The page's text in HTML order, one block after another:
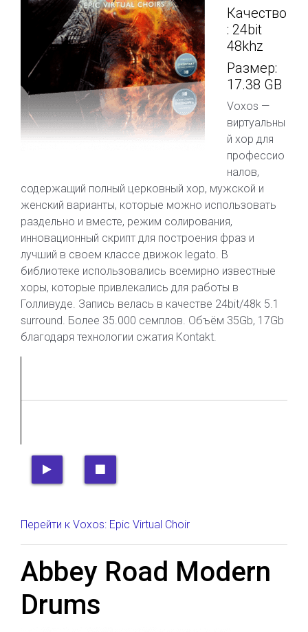
Качество
: 24bit
48khz
Размер:
17.38 GB
Voxos —
виртуальны
й хор для
профессио
налов,
содержащий полный церковный хор, мужской и
женский варианты, которые можно использовать
раздельно и вместе, режим солирования,
инновационный скрипт для построения фраз и
лучший в своем классе движок legato. В
библиотеке использовались всемирно известные
хоры, которые привлекались для работы в
Голливуде. Запись велась в качестве 24bit/48k 5.1
surround. Более 35.000 семплов. Объём 35Gb, 17Gb
благодаря технологии сжатия Kontakt.
Перейти к Voxos: Epic Virtual Choir
Abbey Road Modern
Drums